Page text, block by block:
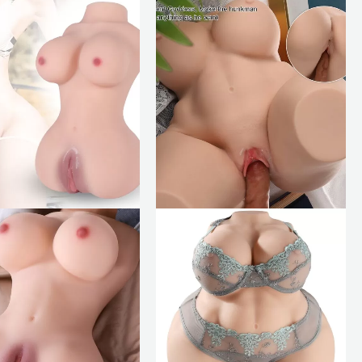
$149.15.$90.58.
était :
est :
$333.51.